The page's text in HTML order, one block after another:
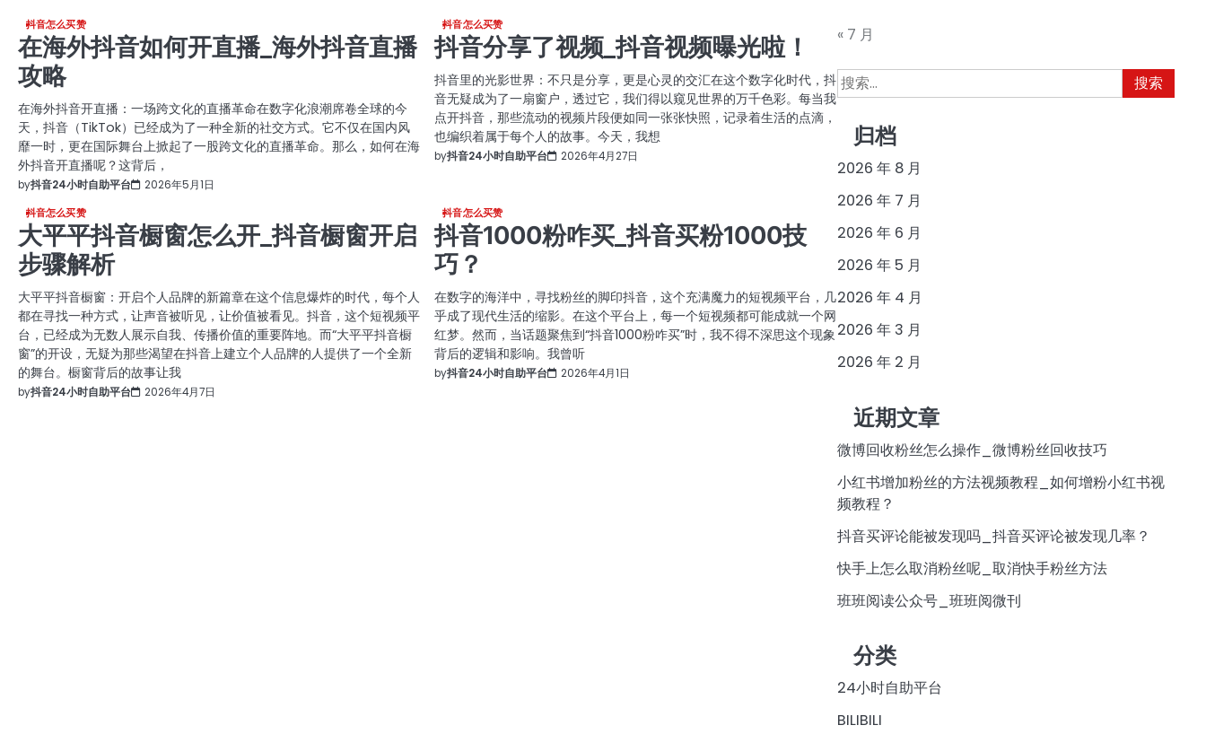
抖音怎么买赞
在海外抖音如何开直播_海外抖音直播
攻略
在海外抖音开直播：一场跨文化的直播革命在数字化浪潮席卷全球的今
天，抖音（TikTok）已经成为了一种全新的社交方式。它不仅在国内风
靡一时，更在国际舞台上掀起了一股跨文化的直播革命。那么，如何在海
外抖音开直播呢？这背后，
by抖音24小时自助平台 2026年5月1日
抖音怎么买赞
抖音分享了视频_抖音视频曝光啦！
抖音里的光影世界：不只是分享，更是心灵的交汇在这个数字化时代，抖
音无疑成为了一扇窗户，透过它，我们得以窥见世界的万千色彩。每当我
点开抖音，那些流动的视频片段便如同一张张快照，记录着生活的点滴，
也编织着属于每个人的故事。今天，我想
by抖音24小时自助平台 2026年4月27日
抖音怎么买赞
大平平抖音橱窗怎么开_抖音橱窗开启
步骤解析
大平平抖音橱窗：开启个人品牌的新篇章在这个信息爆炸的时代，每个人
都在寻找一种方式，让声音被听见，让价值被看见。抖音，这个短视频平
台，已经成为无数人展示自我、传播价值的重要阵地。而“大平平抖音橱
窗”的开设，无疑为那些渴望在抖音上建立个人品牌的人提供了一个全新
的舞台。橱窗背后的故事让我
by抖音24小时自助平台 2026年4月7日
抖音怎么买赞
抖音1000粉咋买_抖音买粉1000技
巧？
在数字的海洋中，寻找粉丝的脚印抖音，这个充满魔力的短视频平台，几
乎成了现代生活的缩影。在这个平台上，每一个短视频都可能成就一个网
红梦。然而，当话题聚焦到“抖音1000粉咋买”时，我不得不深思这个现象
背后的逻辑和影响。我曾听
by抖音24小时自助平台 2026年4月1日
« 7 月
搜
索：
归档
2026 年 8 月
2026 年 7 月
2026 年 6 月
2026 年 5 月
2026 年 4 月
2026 年 3 月
2026 年 2 月
近期文章
微博回收粉丝怎么操作_微博粉丝回收技巧
小红书增加粉丝的方法视频教程_如何增粉小红书视
频教程？
抖音买评论能被发现吗_抖音买评论被发现几率？
快手上怎么取消粉丝呢_取消快手粉丝方法
班班阅读公众号_班班阅微刊
分类
24小时自助平台
BILIBILI